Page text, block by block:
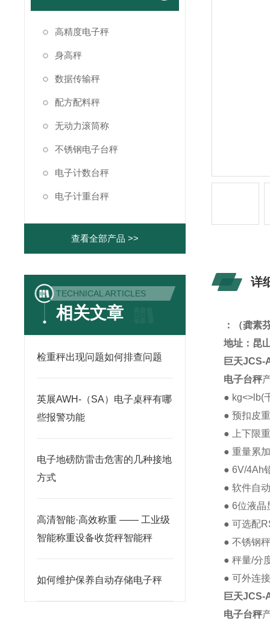
高精度电子秤
身高秤
数据传输秤
配方配料秤
无动力滚筒称
不锈钢电子台秤
电子计数台秤
电子计重台秤
查看全部产品 >>
TECHNICAL ARTICLES
相关文章
检重秤出现问题如何排查问题
英展AWH-（SA）电子桌秤有哪
些报警功能
电子地磅防雷击危害的几种接地
方式
高清智能·高效称重 —— 工业级
智能称重设备收货秤智能秤
如何维护保养自动存储电子秤
详
：
（龚
地址：昆
巨天JCS-
电子台秤
● kg<>lb(
● 预扣皮
● 上下限
● 重量累
● 6V/4Ah
● 软件自
● 6位液晶
● 可选配
● 不锈钢
● 秤量/分
●可外连
巨天JCS-
电子台秤